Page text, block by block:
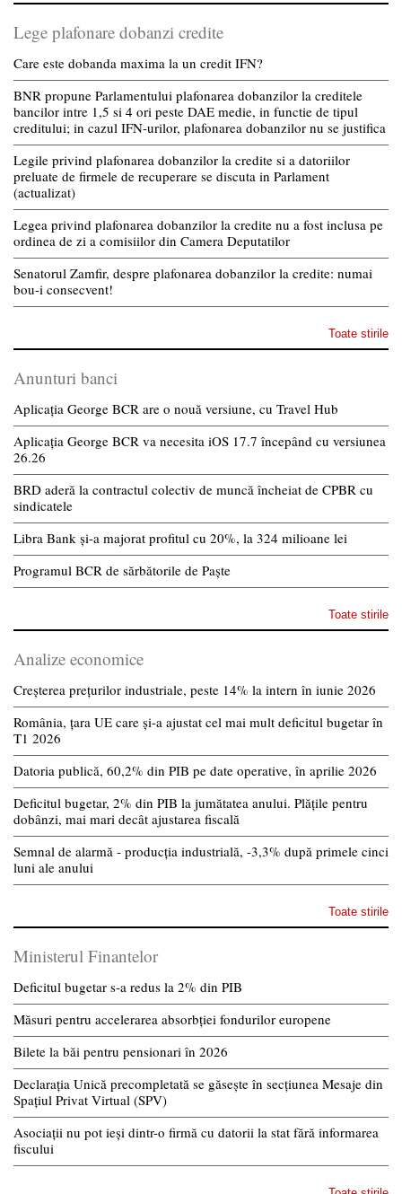
Lege plafonare dobanzi credite
Care este dobanda maxima la un credit IFN?
BNR propune Parlamentului plafonarea dobanzilor la creditele
bancilor intre 1,5 si 4 ori peste DAE medie, in functie de tipul
creditului; in cazul IFN-urilor, plafonarea dobanzilor nu se justifica
Legile privind plafonarea dobanzilor la credite si a datoriilor
preluate de firmele de recuperare se discuta in Parlament
(actualizat)
Legea privind plafonarea dobanzilor la credite nu a fost inclusa pe
ordinea de zi a comisiilor din Camera Deputatilor
Senatorul Zamfir, despre plafonarea dobanzilor la credite: numai
bou-i consecvent!
Toate stirile
Anunturi banci
Aplicația George BCR are o nouă versiune, cu Travel Hub
Aplicația George BCR va necesita iOS 17.7 începând cu versiunea
26.26
BRD aderă la contractul colectiv de muncă încheiat de CPBR cu
sindicatele
Libra Bank și-a majorat profitul cu 20%, la 324 milioane lei
Programul BCR de sărbătorile de Paște
Toate stirile
Analize economice
Creșterea prețurilor industriale, peste 14% la intern în iunie 2026
România, țara UE care și-a ajustat cel mai mult deficitul bugetar în
T1 2026
Datoria publică, 60,2% din PIB pe date operative, în aprilie 2026
Deficitul bugetar, 2% din PIB la jumătatea anului. Plățile pentru
dobânzi, mai mari decât ajustarea fiscală
Semnal de alarmă - producția industrială, -3,3% după primele cinci
luni ale anului
Toate stirile
Ministerul Finantelor
Deficitul bugetar s-a redus la 2% din PIB
Măsuri pentru accelerarea absorbției fondurilor europene
Bilete la băi pentru pensionari în 2026
Declarația Unică precompletată se găsește în secțiunea Mesaje din
Spațiul Privat Virtual (SPV)
Asociații nu pot ieși dintr-o firmă cu datorii la stat fără informarea
fiscului